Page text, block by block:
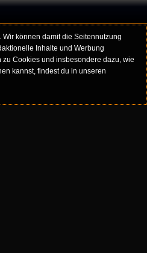
können damit die Seitennutzung
Inhalte und Werbung
Cookies und insbesondere dazu, wie
kannst, findest du in unseren